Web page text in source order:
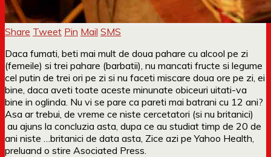
Share Tweet Pin Mail SMS
Daca fumati, beti mai mult de doua pahare cu alcool pe zi
(femeile) si trei pahare (barbatii), nu mancati fructe si legume
cel putin de trei ori pe zi si nu faceti miscare doua ore pe zi, ei
bine, daca aveti toate aceste minunate obiceuri uitati-va
bine in oglinda. Nu vi se pare ca pareti mai batrani cu 12 ani?
Asa ar trebui, de vreme ce niste cercetatori (si nu britanici)
au ajuns la concluzia asta, dupa ce au studiat timp de 20 de
ani niste …britanici de data asta, Zice azi pe Yahoo Health,
preluand o stire Asociated Press.